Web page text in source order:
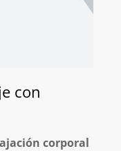
con
corporal